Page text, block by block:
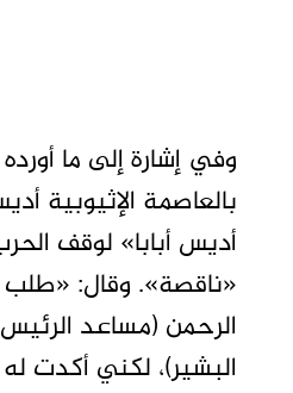
وفي إشارة إلى ما
بالعاصمة الإثيوبية
أديس أبابا» لوقف
«ناقصة». وقال:
الرحمن (مساعد
البشير)، لكني أكدت له أنني لم